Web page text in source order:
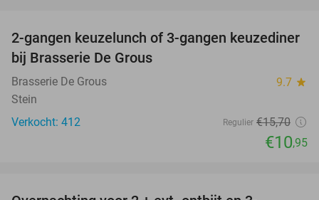
30%
2-gangen keuzelunch of 3-gangen keuzediner
bij Brasserie De Grous
Brasserie De Grous 9.7 star
Stein
Verkocht: 412
Regulier €15,70
€10,95